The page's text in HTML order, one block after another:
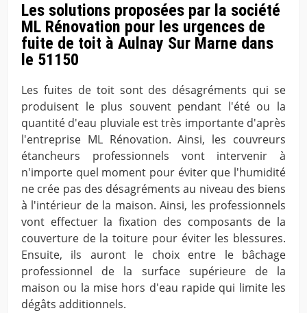
Les solutions proposées par la société
ML Rénovation pour les urgences de
fuite de toit à Aulnay Sur Marne dans
le 51150
Les fuites de toit sont des désagréments qui se
produisent le plus souvent pendant l'été ou la
quantité d'eau pluviale est très importante d'après
l'entreprise ML Rénovation. Ainsi, les couvreurs
étancheurs professionnels vont intervenir à
n'importe quel moment pour éviter que l'humidité
ne crée pas des désagréments au niveau des biens
à l'intérieur de la maison. Ainsi, les professionnels
vont effectuer la fixation des composants de la
couverture de la toiture pour éviter les blessures.
Ensuite, ils auront le choix entre le bâchage
professionnel de la surface supérieure de la
maison ou la mise hors d'eau rapide qui limite les
dégâts additionnels.